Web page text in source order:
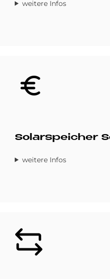
weitere Infos
Solarspeicher
weitere Infos
Bild